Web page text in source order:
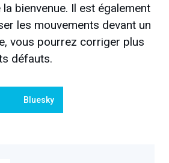
bienvenue. Il est également
les mouvements devant un
vous pourrez corriger plus
défauts.
Bluesky